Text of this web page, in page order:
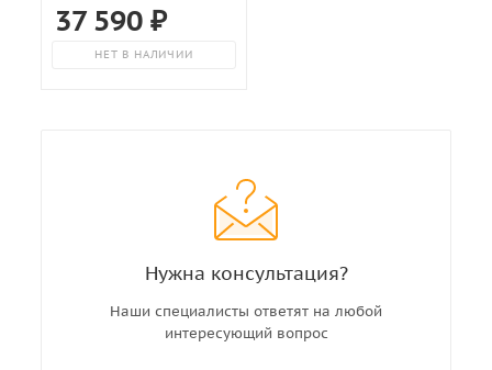
37 590₽
НЕТ В НАЛИЧИИ
Нужна консультация?
Наши специалисты ответят на любой
интересующий вопрос